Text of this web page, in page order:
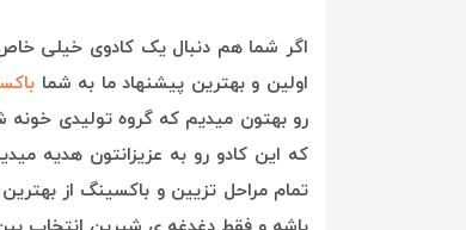
اگر شما هم دنبال یک کادوی خیلی خاص
اولین و بهترین پیشنهاد ما به شما
رو بهتون میدیم که گروه تولیدی
که این کادو رو به عزیزانتون هدیه
تمام مراحل تزیین و باکسینگ از